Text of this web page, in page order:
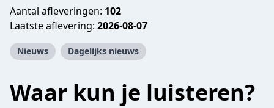
Aantal afleveringen: 102
Laatste aflevering: 2026-08-07
Nieuws Dagelijks nieuws
Waar kun je luisteren?